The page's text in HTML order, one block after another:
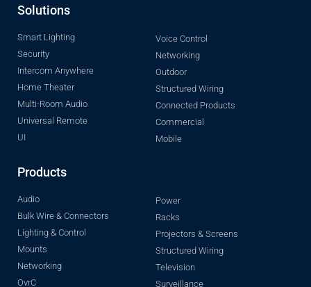
Solutions
Smart Lighting
Security
Intercom Anywhere
Home Theater
Multi-Room Audio
Universal Remote
UI
Voice Control
Networking
Outdoor
Structured Wiring
Connected Products
Commercial
Mobile
Products
Audio
Bulk Wire & Connectors
Lighting & Control
Mounts
Networking
OvrC
Power
Racks
Projectors & Screens
Structured Wiring
Television
Surveillance